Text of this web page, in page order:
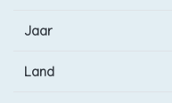
Jaar
Land